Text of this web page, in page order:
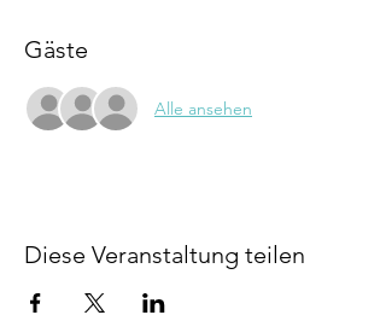
Gäste
Alle ansehen
Diese Veranstaltung teilen